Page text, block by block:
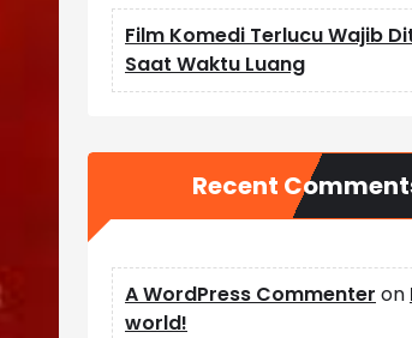
Film Komedi Terlucu Wajib
Saat Waktu Luang
Recent
A WordPress Commenter on
world!